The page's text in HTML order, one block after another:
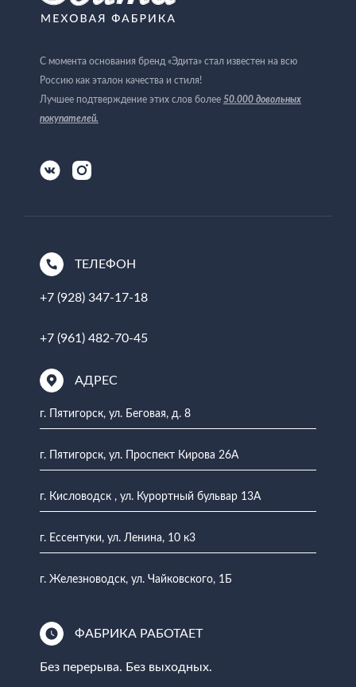
С момента основания бренд «Эдита» стал известен на всю
Россию как эталон качества и стиля!
Лучшее подтверждение этих слов более 50.000 довольных
покупателей.
ТЕЛЕФОН
+7 (928) 347-17-18
+7 (961) 482-70-45
АДРЕС
г. Пятигорск, ул. Беговая, д. 8
г. Пятигорск, ул. Проспект Кирова 26А
г. Кисловодск , ул. Курортный бульвар 13А
г. Ессентуки, ул. Ленина, 10 к3
г. Железноводск, ул. Чайковского, 1Б
ФАБРИКА РАБОТАЕТ
Без перерыва. Без выходных.